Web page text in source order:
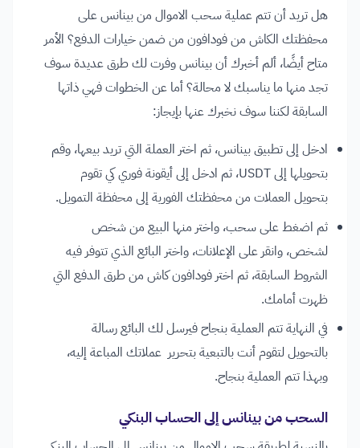
هل تريد أن تتم عملية سحب الاموال من بينانس على
محفظتك الكاش من فودافون من ضمن خيارات الدفع؟ الأمر
متاح أيضًا، ألم أخبرك أن بينانس وفرت لك طرق عديدة سوف
تجد منها ما يناسبك لا محالة؟ أما عن الخطوات فهي ذاتها
السابقة لكننا سوف نخبرك عنها بإيجاز:
ادخل إلى تطبيق بينانس، ثم اختر العملة التي تريد بيعها، وقم
بتحويلها إلى USDT، ثم ادخل إلى أيقونة فوري كي تقوم
بتحويل العملات من محفظتك الفورية إلى محفظة التمويل.
ثم اضغط على سحب، واختر منها البيع من شخص
لشخص، وانقر على الإعلانات، واختر البائع الذي تتوفر فيه
الشروط السابقة، ثم اختر فودافون كاش من طرق الدفع التي
ظهرت أمامك.
في النهاية تتم العملية بنجاح فيرسل لك البائع رسالة
بالتحويل لتقوم أنت بالتبعية بتحرير عملاتك المباعة إليه،
وبهذا تتم العملية بنجاح.
السحب من بينانس إلى الحساب البنكي